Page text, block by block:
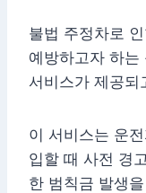
불법 주정차로
예방하고자 하는
서비스가 제공되
이 서비스는 운
입할 때 사전 경
한 범칙금 발생